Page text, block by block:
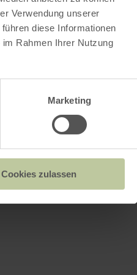
Verwendung unserer
diese Informationen
Rahmen Ihrer Nutzung
Marketing
Cookies zulassen